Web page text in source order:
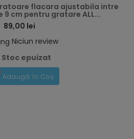
flacara ajustabila intre
9 cm pentru gratare ALL...
89,00 lei
Niciun review
Stoc epuizat
Adaugă în Coș